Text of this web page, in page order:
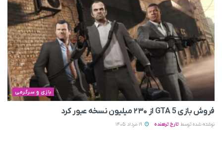
بازی و سرگرمی
فروش بازی GTA 5 از ۲۳۰ میلیون نسخه عبور کرد
نوشته شده توسط تارخ ترهنده